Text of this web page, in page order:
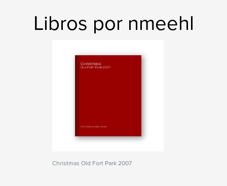
Libros por nmeehl
Christmas Old Fort Park 2007